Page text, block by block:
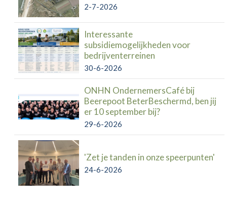
2-7-2026
Interessante
subsidiemogelijkheden voor
bedrijventerreinen
30-6-2026
ONHN OndernemersCafé bij
Beerepoot BeterBeschermd, ben jij
er 10 september bij?
29-6-2026
'Zet je tanden in onze speerpunten'
24-6-2026